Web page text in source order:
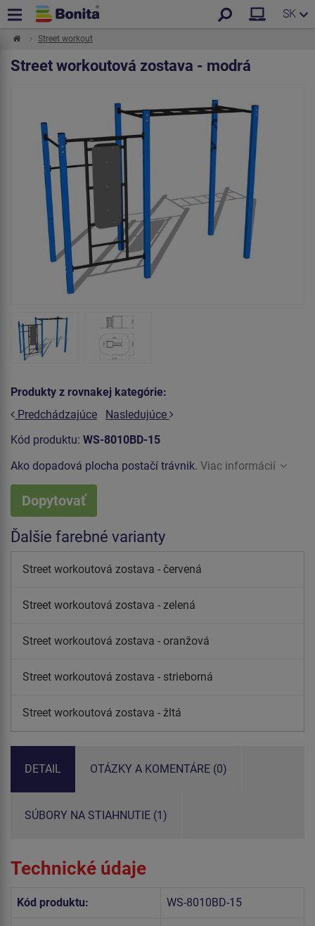
SK
Street workout
Street workoutová zostava - modrá
Produkty z rovnakej kategórie:
Predchádzajúce
Nasledujúce
Kód produktu: WS-8010BD-15
Ako dopadová plocha postačí trávnik. Viac informácií
Dopytovať
Ďalšie farebné varianty
Street workoutová zostava - červená
Street workoutová zostava - zelená
Street workoutová zostava - oranžová
Street workoutová zostava - strieborná
Street workoutová zostava - žltá
DETAIL OTÁZKY A KOMENTÁRE (0)
SÚBORY NA STIAHNUTIE (1)
Technické údaje
Kód produktu: WS-8010BD-15